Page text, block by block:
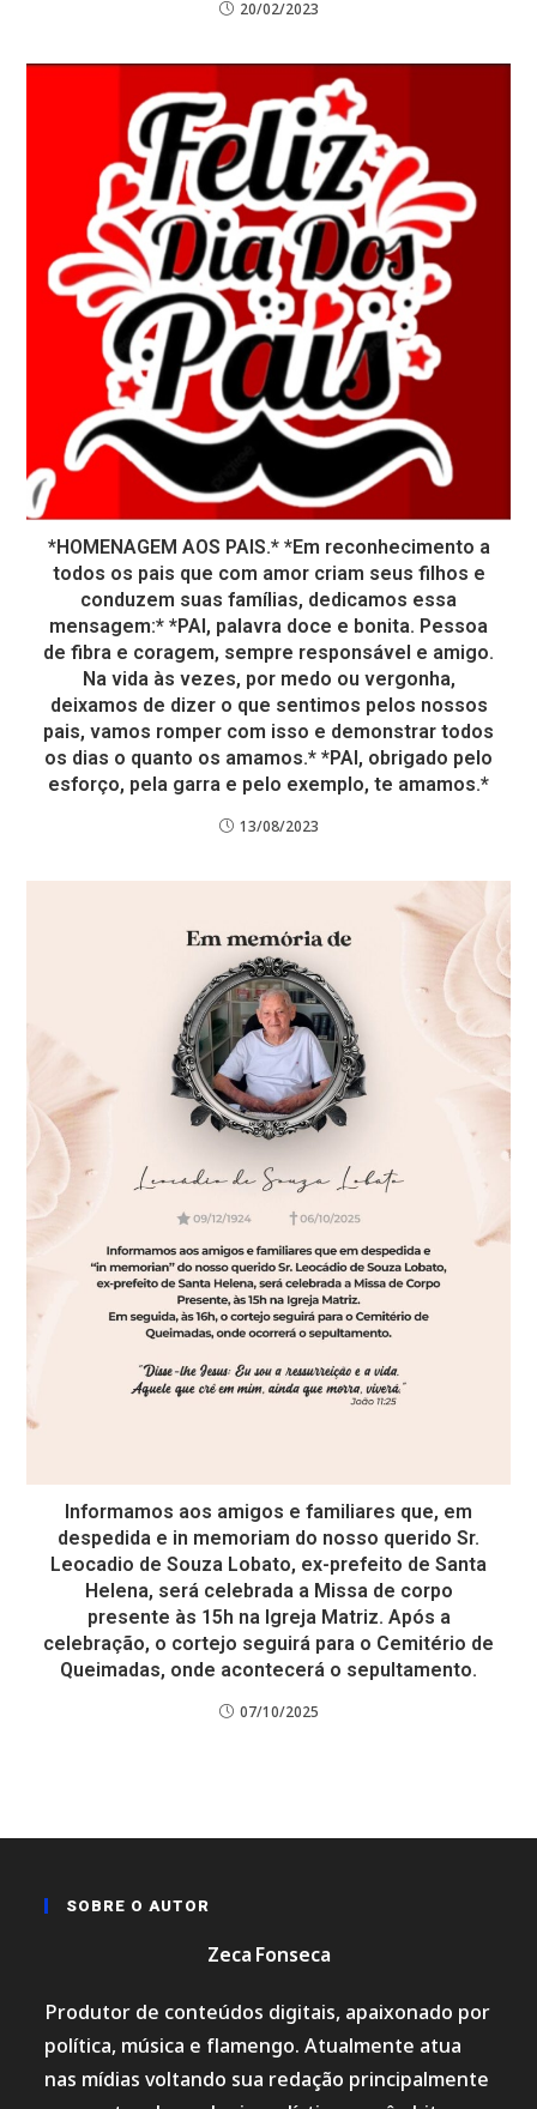
20/02/2023
*HOMENAGEM AOS PAIS.* *Em reconhecimento a
todos os pais que com amor criam seus filhos e
conduzem suas famílias, dedicamos essa
mensagem:* *PAI, palavra doce e bonita. Pessoa
de fibra e coragem, sempre responsável e amigo.
Na vida às vezes, por medo ou vergonha,
deixamos de dizer o que sentimos pelos nossos
pais, vamos romper com isso e demonstrar todos
os dias o quanto os amamos.* *PAI, obrigado pelo
esforço, pela garra e pelo exemplo, te amamos.*
13/08/2023
Informamos aos amigos e familiares que, em
despedida e in memoriam do nosso querido Sr.
Leocadio de Souza Lobato, ex-prefeito de Santa
Helena, será celebrada a Missa de corpo
presente às 15h na Igreja Matriz. Após a
celebração, o cortejo seguirá para o Cemitério de
Queimadas, onde acontecerá o sepultamento.
07/10/2025
SOBRE O AUTOR
Zeca Fonseca
Produtor de conteúdos digitais, apaixonado por
política, música e flamengo. Atualmente atua
nas mídias voltando sua redação principalmente